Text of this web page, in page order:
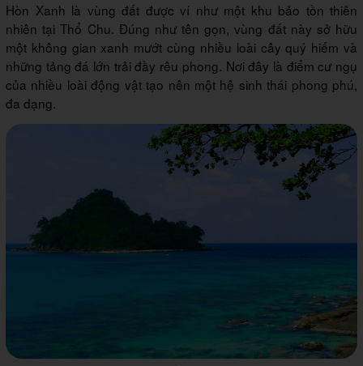
Hòn Xanh là vùng đất được ví như một khu bảo tồn thiên
nhiên tại Thổ Chu. Đúng như tên gọn, vùng đất này sở hữu
một không gian xanh mướt cùng nhiều loài cây quý hiếm và
những tảng đá lớn trải đầy rêu phong. Nơi đây là điểm cư ngụ
của nhiều loài động vật tạo nên một hệ sinh thái phong phú,
đa dạng.